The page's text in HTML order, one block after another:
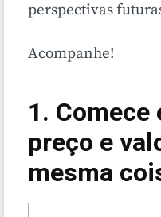
perspectivas
Acompanhe!
1.
preço e
mesma